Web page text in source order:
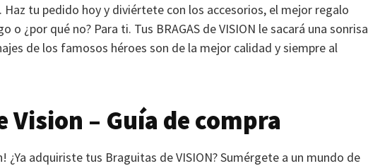
Haz tu pedido hoy y diviértete con los accesorios, el mejor regalo
o ¿por qué no? Para ti. Tus BRAGAS deVISION le sacará una sonrisa
de los famosos héroes son de la mejor calidad y siempre al
– Guía de compra
¿Ya adquiriste tus Braguitas deVISION? Sumérgete a un mundo de